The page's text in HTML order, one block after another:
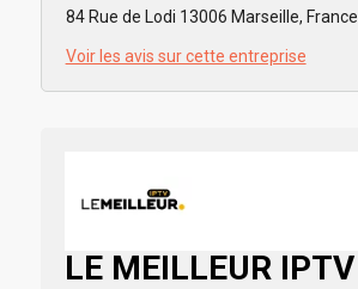
84 Rue de Lodi 13006 Marseille, France
Voir les avis sur cette entreprise
LE MEILLEUR IPTV